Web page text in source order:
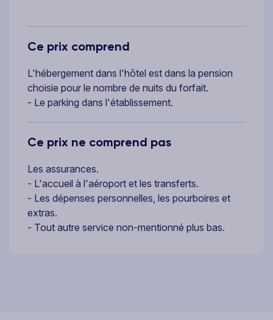
Ce prix comprend
L'hébergement dans l'hôtel est dans la pension
choisie pour le nombre de nuits du forfait.
- Le parking dans l'établissement.
Ce prix ne comprend pas
Les assurances.
- L'accueil à l'aéroport et les transferts.
- Les dépenses personnelles, les pourboires et
extras.
- Tout autre service non-mentionné plus bas.